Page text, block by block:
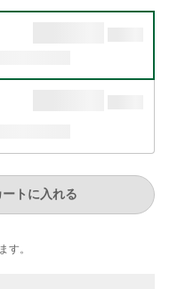
ートに入れる
す。